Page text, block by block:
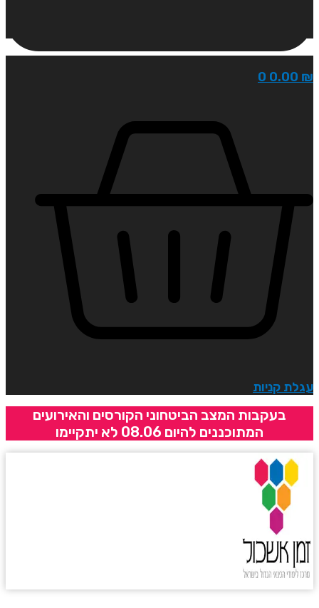
0.00
0
קניות
בעקבות המצב הביטחוני הקורסים והאירועים
המתוכננים להיום 08.06 לא יתקיימו